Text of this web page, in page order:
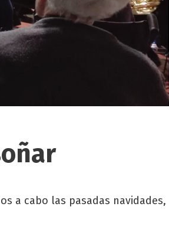
a cabo las pasadas navidades,